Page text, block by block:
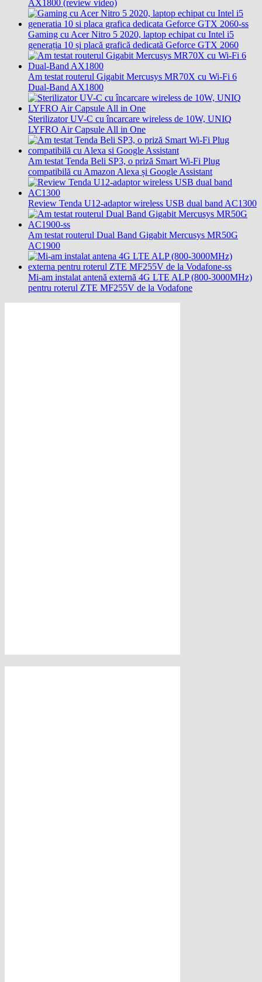
AX1800 (review video)
Gaming cu Acer Nitro 5 2020, laptop echipat cu Intel i5
generația 10 și placă grafică dedicată Geforce GTX 2060
Am testat routerul Gigabit Mercusys MR70X cu Wi-Fi 6
Dual-Band AX1800
Sterilizator UV-C cu încarcare wireless de 10W, UNIQ
LYFRO Air Capsule All in One
Am testat Tenda Beli SP3, o priză Smart Wi-Fi Plug
compatibilă cu Amazon Alexa și Google Assistant
Review Tenda U12-adaptor wireless USB dual band AC1300
Am testat routerul Dual Band Gigabit Mercusys MR50G
AC1900
Mi-am instalat antenă externă 4G LTE ALP (800-3000MHz)
pentru roterul ZTE MF255V de la Vodafone